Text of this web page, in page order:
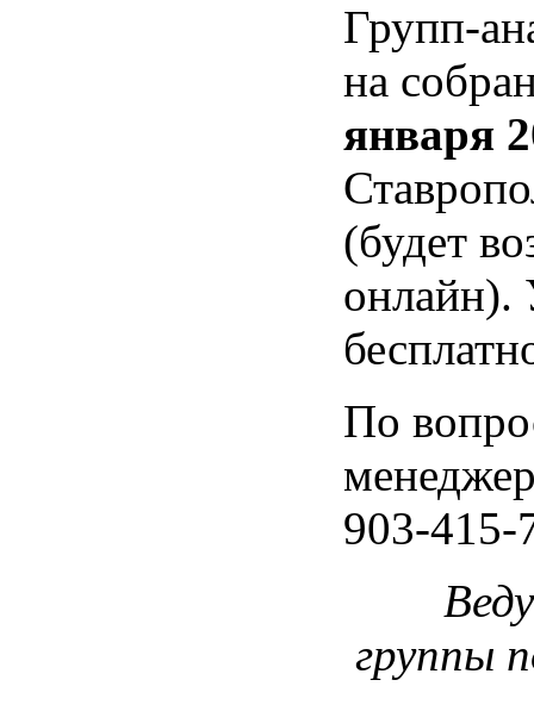
Групп-
на
января
(будет
онлайн).
По
903-415-
группы